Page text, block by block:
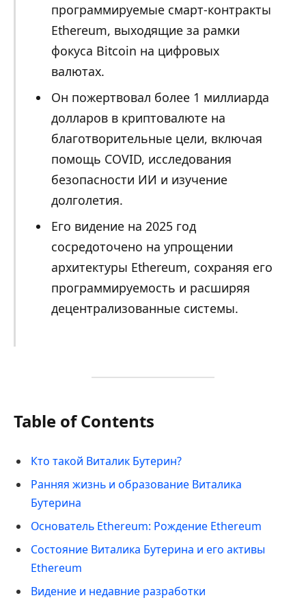
программируемые смарт-контракты
Ethereum, выходящие за рамки
фокуса Bitcoin на цифровых
валютах.
Он пожертвовал более 1 миллиарда
долларов в криптовалюте на
благотворительные цели, включая
помощь COVID, исследования
безопасности ИИ и изучение
долголетия.
Его видение на 2025 год
сосредоточено на упрощении
архитектуры Ethereum, сохраняя его
программируемость и расширяя
децентрализованные системы.
Table of Contents
Кто такой Виталик Бутерин?
Ранняя жизнь и образование Виталика
Бутерина
Основатель Ethereum: Рождение Ethereum
Состояние Виталика Бутерина и его активы
Ethereum
Видение и недавние разработки